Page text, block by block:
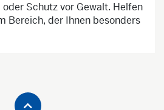
Schutz vor Gewalt. Helfen
Bereich, der Ihnen besonders